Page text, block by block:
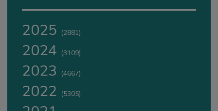
2025 (2881)
2024 (3109)
2023 (4667)
2022 (5305)